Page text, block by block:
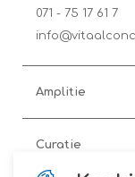
071 - 75 17 61 7
Amplitie
Curatie